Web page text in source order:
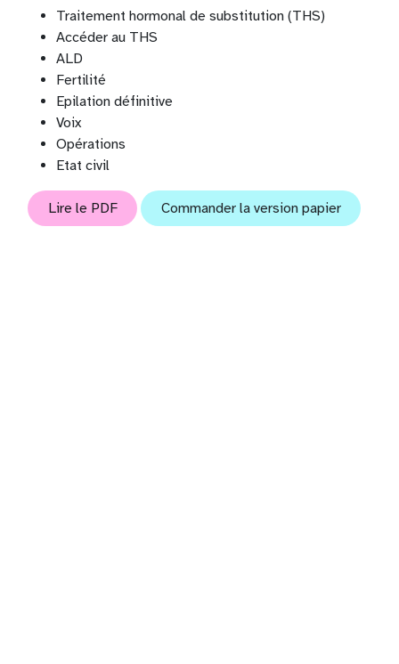
Traitement hormonal de substitution (THS)
Accéder au THS
ALD
Fertilité
Epilation définitive
Voix
Opérations
Etat civil
Lire le PDF Commander la version papier